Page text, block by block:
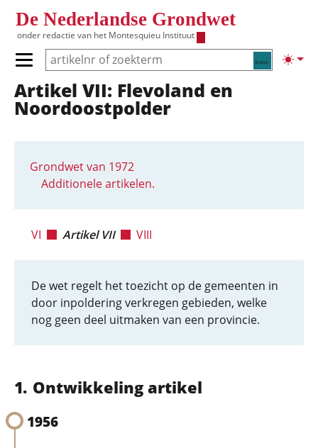
De Nederlandse Grondwet
onder redactie van het Montesquieu Instituut
Zoeken
Primair menu tonen/verbergen
Hoofdnavigatie
Artikel VII: Flevoland en
Noordoostpolder
Grondwet van 1972
Additionele artikelen.
VI Artikel VII VIII
De wet regelt het toezicht op de gemeenten in
door inpoldering verkregen gebieden, welke
nog geen deel uitmaken van een provincie.
Ontwikkeling artikel
1956